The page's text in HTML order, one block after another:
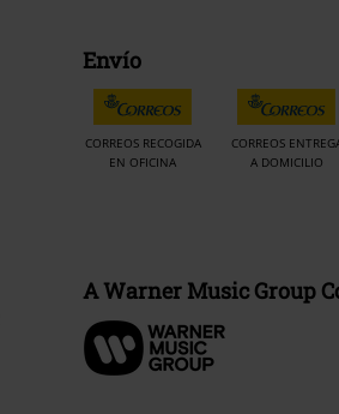
Envío
CORREOS RECOGIDA
EN OFICINA
CORREOS
A DOMICILIO
A Warner Music Group